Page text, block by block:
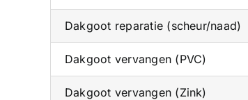
Dakgoot reparatie (scheur/naad)
Dakgoot vervangen (PVC)
Dakgoot vervangen (Zink)